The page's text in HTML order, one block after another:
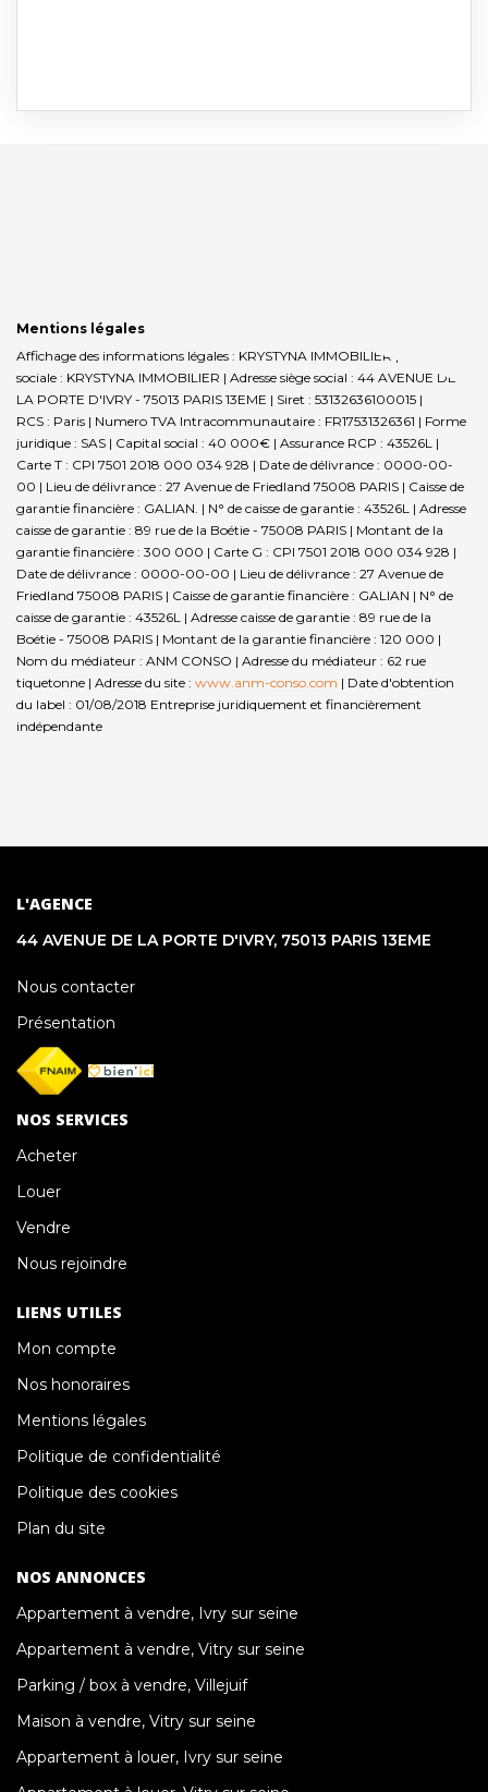
Mentions légales
Affichage des informations légales : KRYSTYNA IMMOBILIER | Raison
sociale : KRYSTYNA IMMOBILIER | Adresse siège social : 44 AVENUE DE
LA PORTE D'IVRY - 75013 PARIS 13EME | Siret : 53132636100015 |
RCS : Paris | Numero TVA Intracommunautaire : FR17531326361 | Forme
juridique : SAS | Capital social : 40 000€ | Assurance RCP : 43526L |
Carte T : CPI 7501 2018 000 034 928 | Date de délivrance : 0000-00-
00 | Lieu de délivrance : 27 Avenue de Friedland 75008 PARIS | Caisse de
garantie financière : GALIAN. | N° de caisse de garantie : 43526L | Adresse
caisse de garantie : 89 rue de la Boétie - 75008 PARIS | Montant de la
garantie financière : 300 000 | Carte G : CPI 7501 2018 000 034 928 |
Date de délivrance : 0000-00-00 | Lieu de délivrance : 27 Avenue de
Friedland 75008 PARIS | Caisse de garantie financière : GALIAN | N° de
caisse de garantie : 43526L | Adresse caisse de garantie : 89 rue de la
Boétie - 75008 PARIS | Montant de la garantie financière : 120 000 |
Nom du médiateur : ANM CONSO | Adresse du médiateur : 62 rue
tiquetonne | Adresse du site : www.anm-conso.com | Date d'obtention
du label : 01/08/2018 Entreprise juridiquement et financièrement
indépendante
L'AGENCE
44 AVENUE DE LA PORTE D'IVRY, 75013 PARIS 13EME
Nous contacter
Présentation
NOS SERVICES
Acheter
Louer
Vendre
Nous rejoindre
LIENS UTILES
Mon compte
Nos honoraires
Mentions légales
Politique de confidentialité
Politique des cookies
Plan du site
NOS ANNONCES
Appartement à vendre, Ivry sur seine
Appartement à vendre, Vitry sur seine
Parking / box à vendre, Villejuif
Maison à vendre, Vitry sur seine
Appartement à louer, Ivry sur seine